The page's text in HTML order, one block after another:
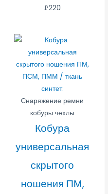
₽220
Снаряжение ремни
кобуры чехлы
Кобура
универсальная
скрытого
ношения ПМ,